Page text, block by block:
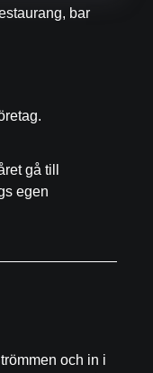
bar
gå till
egen
och in i